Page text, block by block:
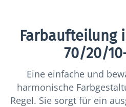
Farbaufteilung
70/20/
Eine einfache und
harmonische
Regel. Sie sorgt für ein